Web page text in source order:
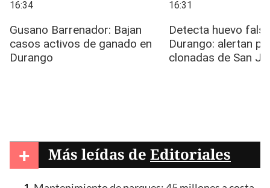
+ Más leídas de Editoriales